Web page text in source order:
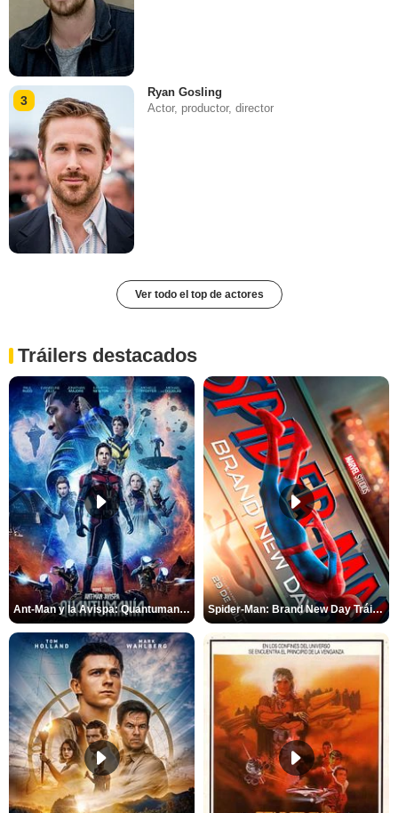
3
Ryan Gosling
Actor, productor, director
Ver todo el top de actores
Tráilers destacados
Ant-Man y la Avispa: Quantumanía Tráiler (2) Spider-Man: Brand New Day Tráiler (3)